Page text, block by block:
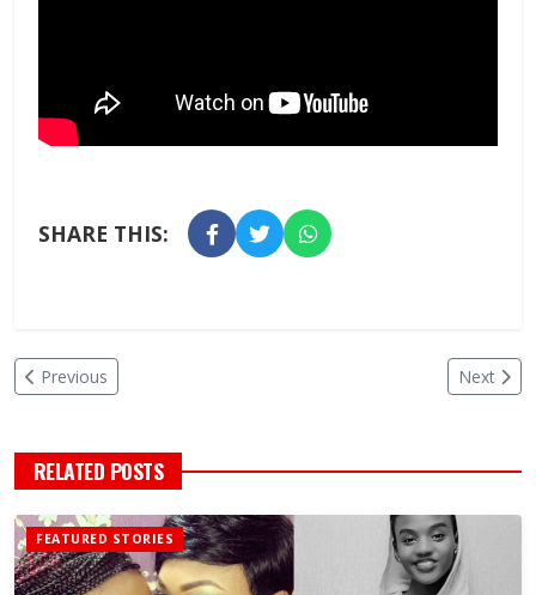
SHARE THIS:
Previous Next
RELATED POSTS
FEATURED STORIES